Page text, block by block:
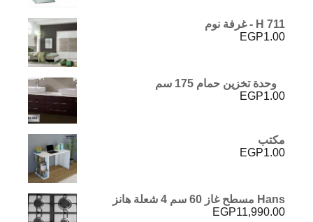
H 711 - غرفة نوم
EGP1.00
وحدة تخزين حمام 175 سم
EGP1.00
مكتب
EGP1.00
Hans مسطح غاز 60 سم 4 شعلة هانز
EGP11,990.00